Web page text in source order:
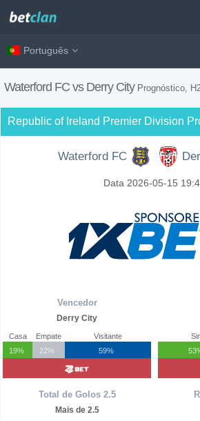
Português
Waterford FC vs Derry City Prognóstico, H2H, Dicas
Republic of Ireland Premier Division
Waterford FC
Data 2026-05-15
Vencedor
Derry City
Casa
19%
Empate
22%
Visitante
59%
Total de Golos 2.5
Mais de 2.5